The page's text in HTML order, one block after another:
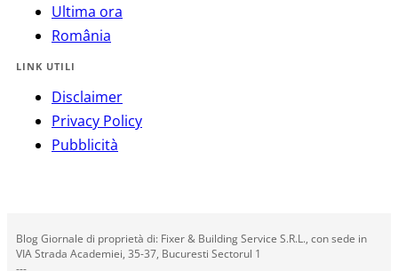
Ultima ora
România
LINK UTILI
Disclaimer
Privacy Policy
Pubblicità
Blog Giornale di proprietà di: Fixer & Building Service S.R.L., con sede in
VIA Strada Academiei, 35-37, Bucuresti Sectorul 1